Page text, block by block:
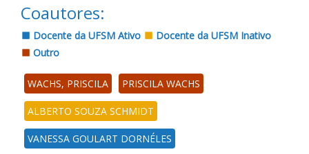
Coautores:
Docente da UFSM Ativo
Docente da UFSM Inativo
Outro
WACHS, PRISCILA PRISCILA WACHS
ALBERTO SOUZA SCHMIDT
VANESSA GOULART DORNÉLES